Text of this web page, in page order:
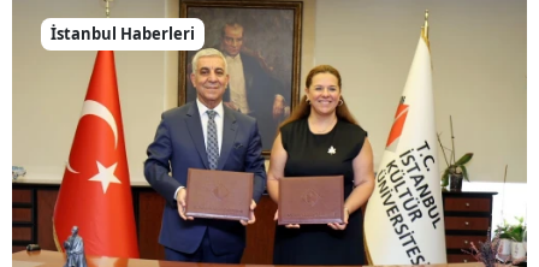
İstanbul Haberleri